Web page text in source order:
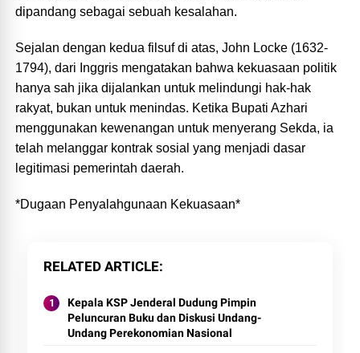
dipandang sebagai sebuah kesalahan.
Sejalan dengan kedua filsuf di atas, John Locke (1632-
1794), dari Inggris mengatakan bahwa kekuasaan politik
hanya sah jika dijalankan untuk melindungi hak-hak
rakyat, bukan untuk menindas. Ketika Bupati Azhari
menggunakan kewenangan untuk menyerang Sekda, ia
telah melanggar kontrak sosial yang menjadi dasar
legitimasi pemerintah daerah.
*Dugaan Penyalahgunaan Kekuasaan*
RELATED ARTICLE
Kepala KSP Jenderal Dudung Pimpin
Peluncuran Buku dan Diskusi Undang-
Undang Perekonomian Nasional